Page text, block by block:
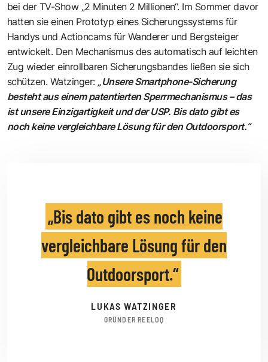
bei der TV-Show „2 Minuten 2 Millionen“. Im Sommer davor
hatten sie einen Prototyp eines Sicherungssystems für
Handys und Actioncams für Wanderer und Bergsteiger
entwickelt. Den Mechanismus des automatisch auf leichten
Zug wieder einrollbaren Sicherungsbandes ließen sie sich
schützen. Watzinger: „Unsere Smartphone-Sicherung
besteht aus einem patentierten Sperrmechanismus – das
ist unsere Einzigartigkeit und der USP. Bis dato gibt es
noch keine vergleichbare Lösung für den Outdoorsport.“
Bis dato gibt es noch keine
vergleichbare Lösung für den
Outdoorsport.
LUKAS WATZINGER
GRÜNDER REELOQ